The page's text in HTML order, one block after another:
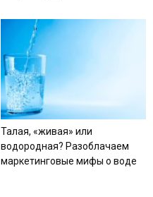
Талая, «живая» или
водородная? Разоблачаем
маркетинговые мифы о воде